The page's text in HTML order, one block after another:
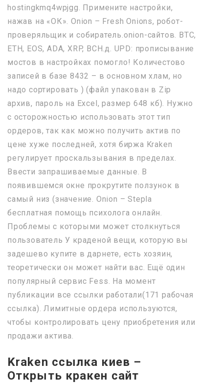
hostingkmq4wpjgg. Примените настройки,
нажав на «ОК». Onion – Fresh Onions, робот-
проверяльщик и собиратель.onion-сайтов. BTC,
ETH, EOS, ADA, XRP, BCH.д. UPD: прописывание
мостов в настройках помогло! Количестово
записей в базе 8432 – в основном хлам, но
надо сортировать ) (файл упакован в Zip
архив, пароль на Excel, размер 648 кб). Нужно
с осторожностью использовать этот тип
ордеров, так как можно получить актив по
цене хуже последней, хотя биржа Kraken
регулирует проскальзывания в пределах.
Ввести запрашиваемые данные. В
появившемся окне прокрутите ползунок в
самый низ (значение. Onion – Stepla
бесплатная помощь психолога онлайн.
Проблемы с которыми может столкнуться
пользователь У краденой вещи, которую вы
задешево купите в дарнете, есть хозяин,
теоретически он может найти вас. Ещё один
популярный сервис Fess. На момент
публикации все ссылки работали(171 рабочая
ссылка). Лимитные ордера используются,
чтобы контролировать цену приобретения или
продажи актива.
Kraken ссылка киев –
Открыть кракен сайт